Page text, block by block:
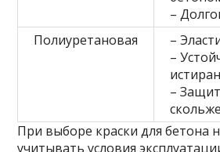
–
Полиуретановая
–
–
–
При выборе краски для бетона
учитывать условия